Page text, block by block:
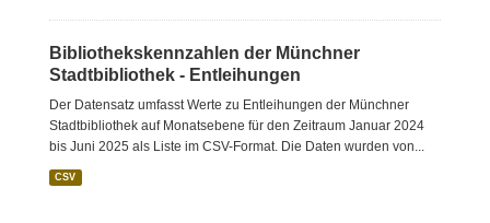
Bibliothekskennzahlen der Münchner
Stadtbibliothek - Entleihungen
Der Datensatz umfasst Werte zu Entleihungen der Münchner
Stadtbibliothek auf Monatsebene für den Zeitraum Januar 2024
bis Juni 2025 als Liste im CSV-Format. Die Daten wurden von...
CSV